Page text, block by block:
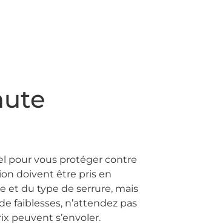
pour vous protéger contre
doivent être pris en
et du type de serrure, mais
faiblesses, n’attendez pas
peuvent s’envoler.